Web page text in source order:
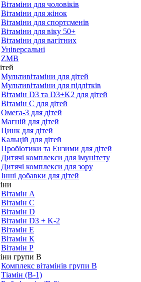
Вітаміни для чоловіків
Вітаміни для жінок
Вітаміни для спортсменів
Вітаміни для віку 50+
Вітаміни для вагітних
Універсальні
ZMB
Мультивітаміни для дітей
Мультивітаміни для підлітків
Вітамін D3 та D3+K2 для дітей
Вітамін С для дітей
Омега-3 для дітей
Магній для дітей
Цинк для дітей
Кальцій для дітей
Пробіотики та Ензими для дітей
Дитячі комплекси для імунітету
Дитячі комплекси для зору
Інші добавки для дітей
Вітамін А
Вітамін С
Вітамін D
Вітамін D3 + K-2
Вітамін Е
Вітамін К
Вітамін P
групи B
Комплекс вітамінів групи В
Тіамін (B-1)